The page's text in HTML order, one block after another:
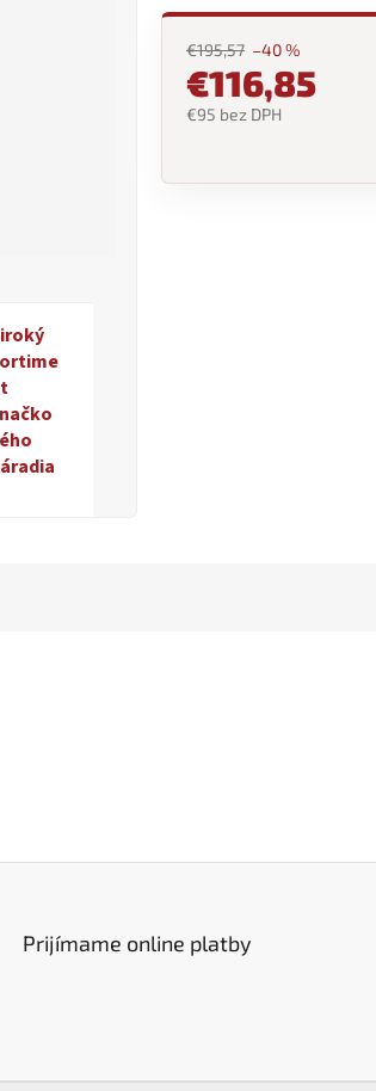
0,0
hviezdičiek.
€195,57 –40 %
€116,85
€95 bez DPH
Prijímame online platby